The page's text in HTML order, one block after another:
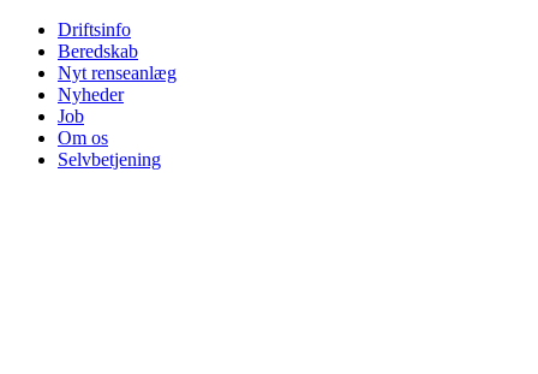
Driftsinfo
Beredskab
Nyt renseanlæg
Nyheder
Job
Om os
Selvbetjening